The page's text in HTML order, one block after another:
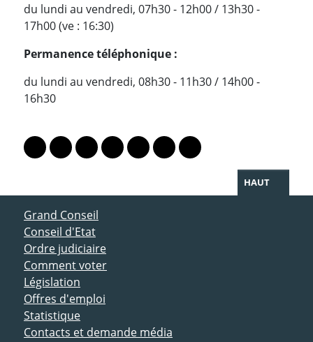
du lundi au vendredi, 07h30 - 12h00 / 13h30 -
17h00 (ve : 16:30)
Permanence téléphonique :
du lundi au vendredi, 08h30 - 11h30 / 14h00 -
16h30
Lien vers le profil Mastodon
Lien vers le profil Bluesky
Lien vers le profil Instagram
Lien vers le profil Linkedin
Lien vers le profil Facebook
Lien vers le profil Twitter
Partager par WhatsApp
HAUT
ACCÈS DIRECT
Grand Conseil
Conseil d'Etat
Ordre judiciaire
Comment voter
Législation
Offres d'emploi
Statistique
Contacts et demande média